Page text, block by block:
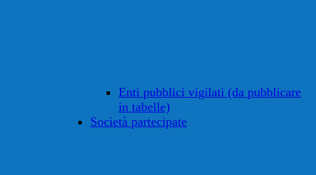
Enti pubblici vigilati (da pubblicare
in tabelle)
Società partecipate